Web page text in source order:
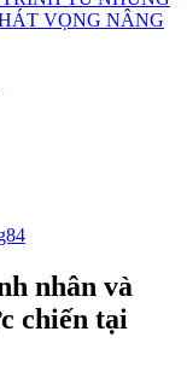
VỌNG NÂNG
nhân và
chiến tại